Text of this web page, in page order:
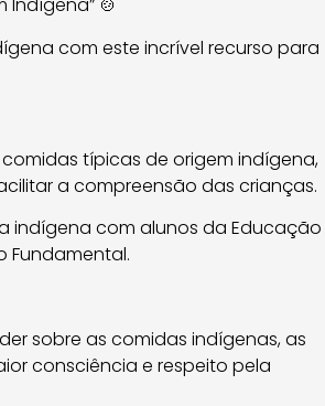
Indígena” 🍲
com este incrível recurso para
comidas típicas de origem indígena,
a compreensão das crianças.
indígena com alunos da Educação
Fundamental.
sobre as comidas indígenas, as
consciência e respeito pela